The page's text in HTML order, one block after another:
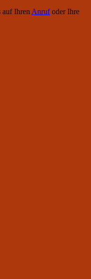
auf Ihren Anrufoder Ihre